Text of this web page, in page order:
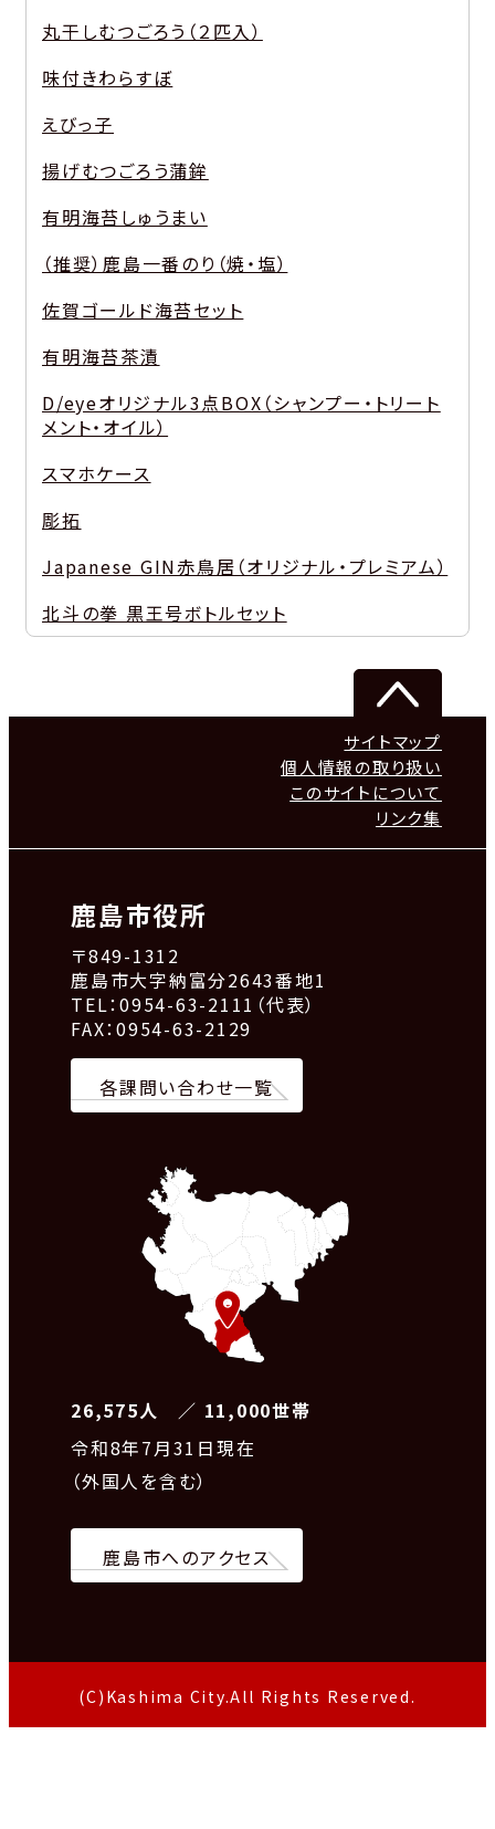
丸干しむつごろう（２匹入）
味付きわらすぼ
えびっ子
揚げむつごろう蒲鉾
有明海苔しゅうまい
（推奨）鹿島一番のり（焼・塩）
佐賀ゴールド海苔セット
有明海苔茶漬
D/eyeオリジナル3点BOX（シャンプー・トリート
メント・オイル）
スマホケース
彫拓
Japanese GIN赤鳥居（オリジナル・プレミアム）
北斗の拳 黒王号ボトルセット
サイトマップ
個人情報の取り扱い
このサイトについて
リンク集
鹿島市役所
〒849-1312
鹿島市大字納富分2643番地1
TEL：0954-63-2111（代表）
FAX：0954-63-2129
各課問い合わせ一覧
26,575人 ／ 11,000世帯
令和8年7月31日現在
（外国人を含む）
鹿島市へのアクセス
(C)Kashima City.All Rights Reserved.